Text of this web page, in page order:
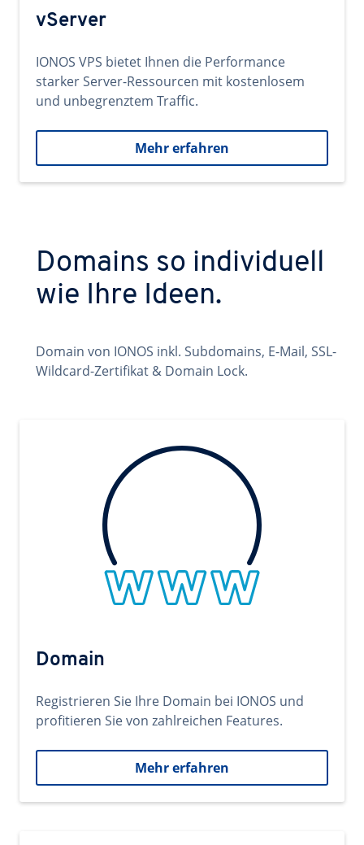
vServer
IONOS VPS bietet Ihnen die Performance
starker Server-Ressourcen mit kostenlosem
und unbegrenztem Traffic.
Mehr erfahren
Domains so individuell
wie Ihre Ideen.
Domain von IONOS inkl. Subdomains, E-Mail, SSL-
Wildcard-Zertifikat & Domain Lock.
Domain
Registrieren Sie Ihre Domain bei IONOS und
profitieren Sie von zahlreichen Features.
Mehr erfahren